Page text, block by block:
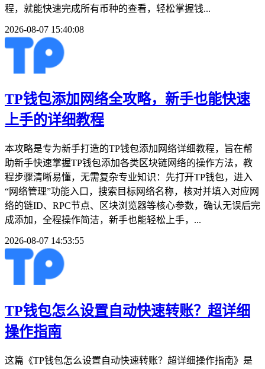
程，就能快速完成所有币种的查看，轻松掌握钱...
2026-08-07 15:40:08
TP钱包添加网络全攻略，新手也能快速
上手的详细教程
本攻略是专为新手打造的TP钱包添加网络详细教程，旨在帮
助新手快速掌握TP钱包添加各类区块链网络的操作方法，教
程步骤清晰易懂，无需复杂专业知识：先打开TP钱包，进入
“网络管理”功能入口，搜索目标网络名称，核对并填入对应网
络的链ID、RPC节点、区块浏览器等核心参数，确认无误后完
成添加，全程操作简洁，新手也能轻松上手，...
2026-08-07 14:53:55
TP钱包怎么设置自动快速转账？超详细
操作指南
这篇《TP钱包怎么设置自动快速转账？超详细操作指南》是